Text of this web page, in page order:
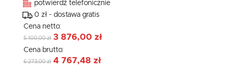
potwierdź telefonicznie
0 zł - dostawa gratis
Cena netto:
5 100,00 zł 3 876,00 zł
Cena brutto:
6 273,00 zł 4 767,48 zł